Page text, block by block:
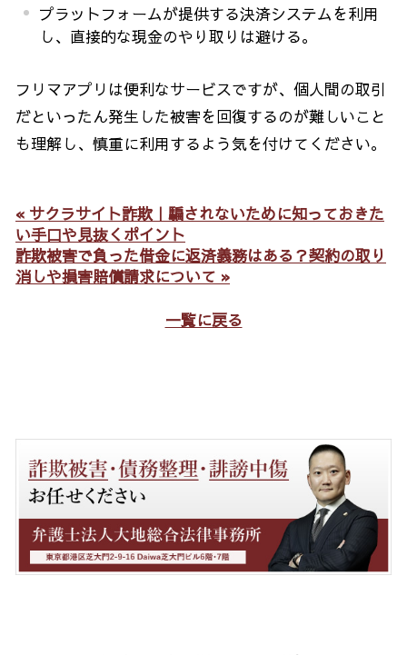
プラットフォームが提供する決済システムを利用
し、直接的な現金のやり取りは避ける。
フリマアプリは便利なサービスですが、個人間の取引
だといったん発生した被害を回復するのが難しいこと
も理解し、慎重に利用するよう気を付けてください。
« サクラサイト詐欺｜騙されないために知っておきた
い手口や見抜くポイント
詐欺被害で負った借金に返済義務はある？契約の取り
消しや損害賠償請求について »
一覧に戻る